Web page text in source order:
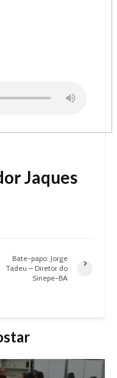
Jaques
Bate-papo: Jorge
Tadeu – Diretor do
Sinepe-BA